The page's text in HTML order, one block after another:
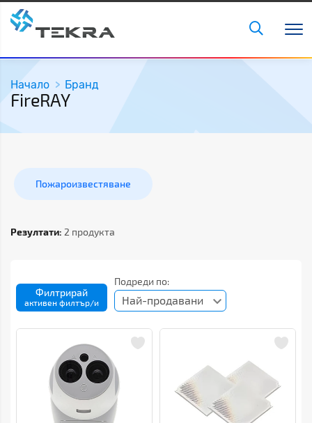
Начало Бранд
FireRAY
Пожароизвестяване
Резултати: 2 продукта
Филтрирай
активен филтър/и
Подреди по:
Най-продавани